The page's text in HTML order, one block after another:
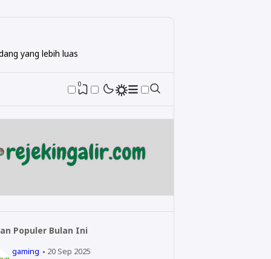
yang lebih luas
0
Populer Bulan Ini
gaming 20 Sep 2025